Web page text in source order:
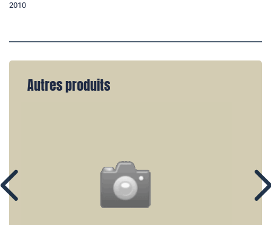
2010
Autres produits